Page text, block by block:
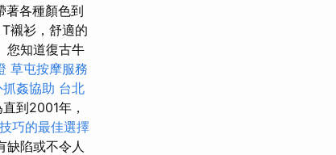
著各種顏色到
襯衫，舒適的
您知道復古牛
草屯按摩服務
姦協助 台北
到2001年，
巧的最佳選擇
缺陷或不令人